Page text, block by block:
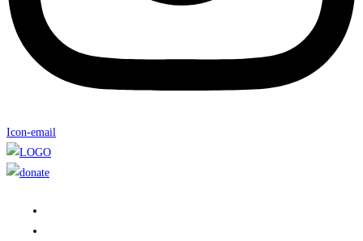
Icon-email